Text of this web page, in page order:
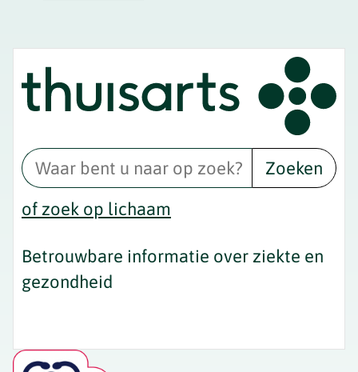
Zoeken
of zoek op lichaam
Betrouwbare informatie over ziekte en
gezondheid